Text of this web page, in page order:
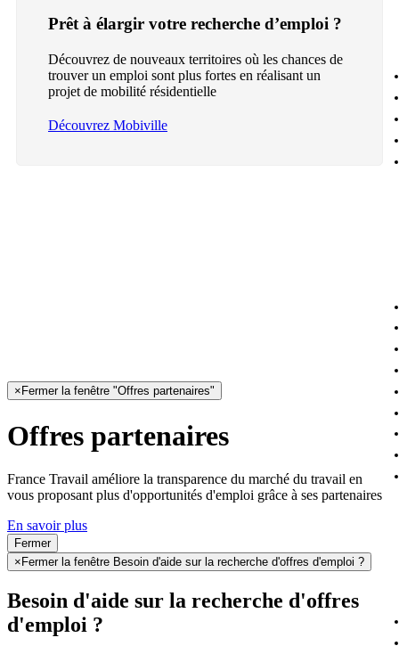
Prêt à élargir votre recherche d’emploi ?
Découvrez de nouveaux territoires où les chances de
trouver un emploi sont plus fortes en réalisant un
projet de mobilité résidentielle
Découvrez Mobiville
× Fermer la fenêtre "Offres partenaires"
Offres partenaires
France Travail améliore la transparence du marché du travail en
vous proposant plus d'opportunités d'emploi grâce à ses partenaires
En savoir plus
Fermer
× Fermer la fenêtre Besoin d'aide sur la recherche d'offres d'emploi ?
Besoin d'aide sur la recherche d'offres
d'emploi ?